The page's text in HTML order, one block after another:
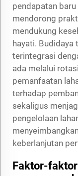
pendapatan
mendorong
mendukung
hayati. Budidaya
terintegrasi
ada melalui
pemanfaatan
terhadap
sekaligus
pengelolaan
keberlanjutan
Faktor-